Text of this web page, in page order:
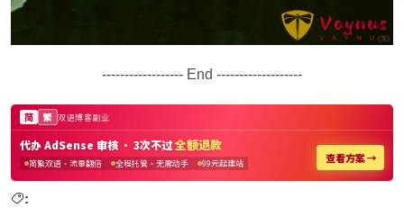
------------------ End -------------------
: